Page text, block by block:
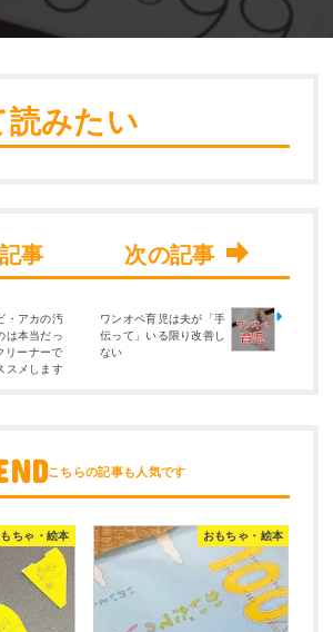
みたい
・アカの汚
は本当だっ
リーナーで
スメします
ワンオペ育児は夫が「手
伝って」いる限り改善し
ない
ちゃ・絵本 おもちゃ・絵本